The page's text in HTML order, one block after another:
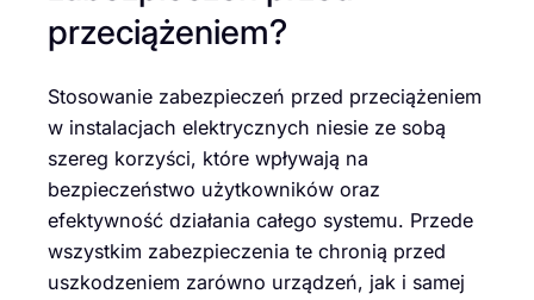
przeciążeniem?
Stosowanie zabezpieczeń przed przeciążeniem
w instalacjach elektrycznych niesie ze sobą
szereg korzyści, które wpływają na
bezpieczeństwo użytkowników oraz
efektywność działania całego systemu. Przede
wszystkim zabezpieczenia te chronią przed
uszkodzeniem zarówno urządzeń, jak i samej